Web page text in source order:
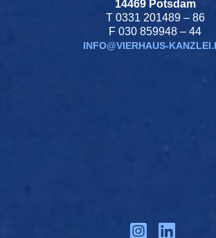
14469 Potsdam
T 0331 201489 – 86
F 030 859948 – 44
INFO@VIERHAUS-